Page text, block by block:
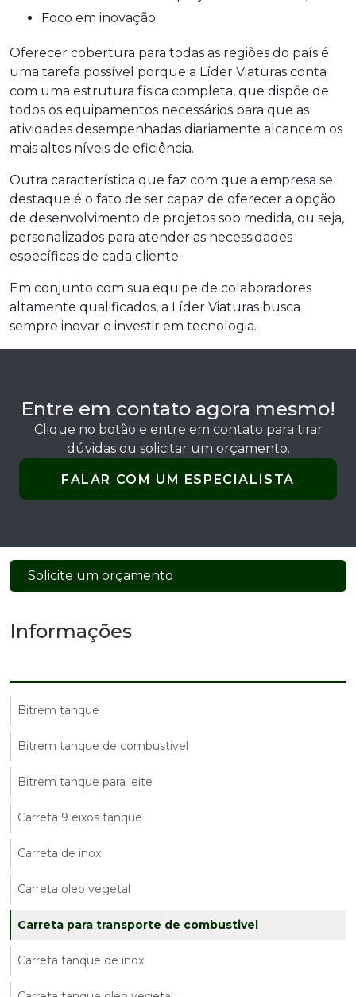
Foco em inovação.
Oferecer cobertura para todas as regiões do país é
uma tarefa possível porque a Líder Viaturas conta
com uma estrutura física completa, que dispõe de
todos os equipamentos necessários para que as
atividades desempenhadas diariamente alcancem os
mais altos níveis de eficiência.
Outra característica que faz com que a empresa se
destaque é o fato de ser capaz de oferecer a opção
de desenvolvimento de projetos sob medida, ou seja,
personalizados para atender as necessidades
específicas de cada cliente.
Em conjunto com sua equipe de colaboradores
altamente qualificados, a Líder Viaturas busca
sempre inovar e investir em tecnologia.
Entre em contato agora mesmo!
Clique no botão e entre em contato para tirar
dúvidas ou solicitar um orçamento.
FALAR COM UM ESPECIALISTA
Solicite um orçamento
Informações
Bitrem tanque
Bitrem tanque de combustivel
Bitrem tanque para leite
Carreta 9 eixos tanque
Carreta de inox
Carreta oleo vegetal
Carreta para transporte de combustivel
Carreta tanque de inox